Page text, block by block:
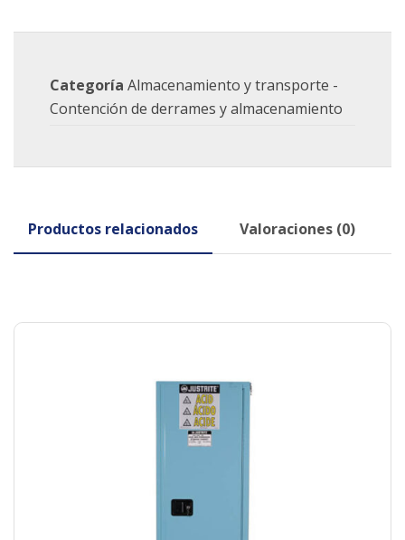
Categoría Almacenamiento y transporte -
Contención de derrames y almacenamiento
Productos relacionados Valoraciones (0)